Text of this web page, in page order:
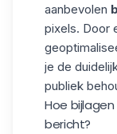
aanbevolen
pixels. Door
je de
publiek
Hoe
bericht?